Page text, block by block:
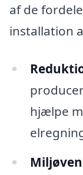
af de
installation
hjælpe